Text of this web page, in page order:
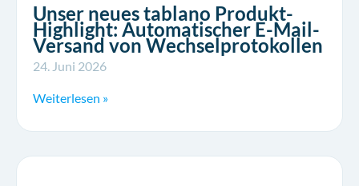
Unser neues tablano Produkt-
Highlight: Automatischer E-Mail-
Versand von Wechselprotokollen
24. Juni 2026
Weiterlesen »